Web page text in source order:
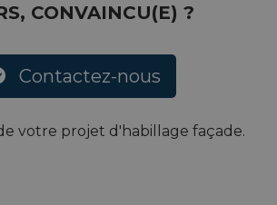
CONVAINCU(E) ?
Contactez-nous
votre projet d'habillage façade.